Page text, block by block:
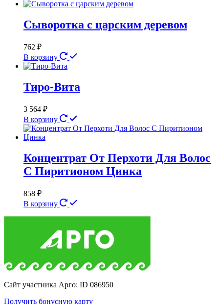
Сыворотка с царским деревом
762 ₽
В корзину
Тиро-Вита
3 564 ₽
В корзину
Концентрат От Перхоти Для Волос
С Пиритионом Цинка
858 ₽
В корзину
Сайт участника Арго: ID 086950
Получить бонусную карту